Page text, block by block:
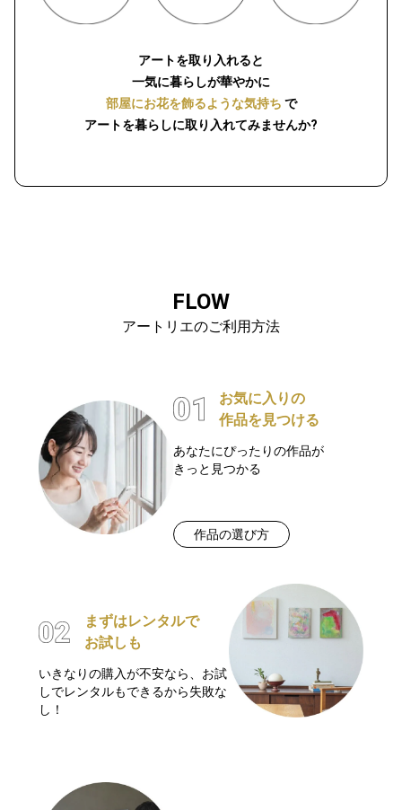
アートを取り入れると
一気に暮らしが華やかに
部屋にお花を飾るような気持ち で
アートを暮らしに取り入れてみませんか?
FLOW
アートリエのご利用方法
お気に入りの
作品を見つける
あなたにぴったりの作品が
きっと見つかる
作品の選び方
まずはレンタルで
お試しも
いきなりの購入が不安なら、お試
しでレンタルもできるから失敗な
し！